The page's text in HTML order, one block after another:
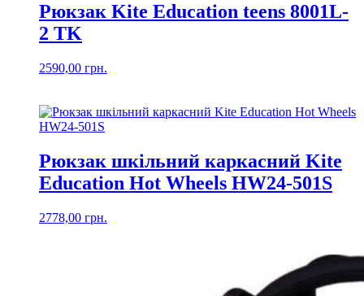
Рюкзак Kite Education teens 8001L-
2 TK
2590,00 грн.
Рюкзак шкільний каркасний Kite
Education Hot Wheels HW24-501S
2778,00 грн.